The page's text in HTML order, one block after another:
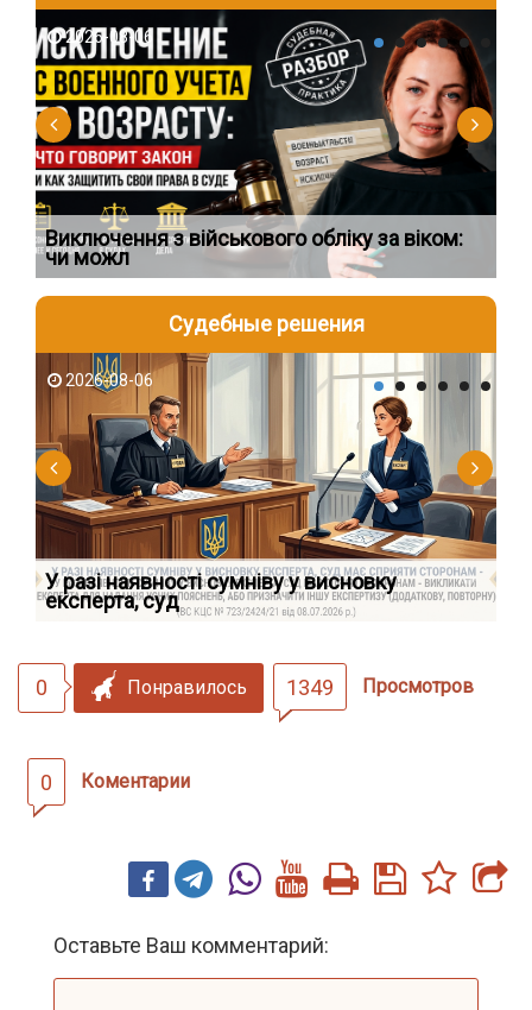
2026-08-06
Виключення з військового обліку за віком:
чи можл
Судебные решения
2026-08-06
У разі наявності сумніву у висновку
експерта, суд
0 Понравилось 1349 Просмотров
0 Коментарии
Оставьте Ваш комментарий: